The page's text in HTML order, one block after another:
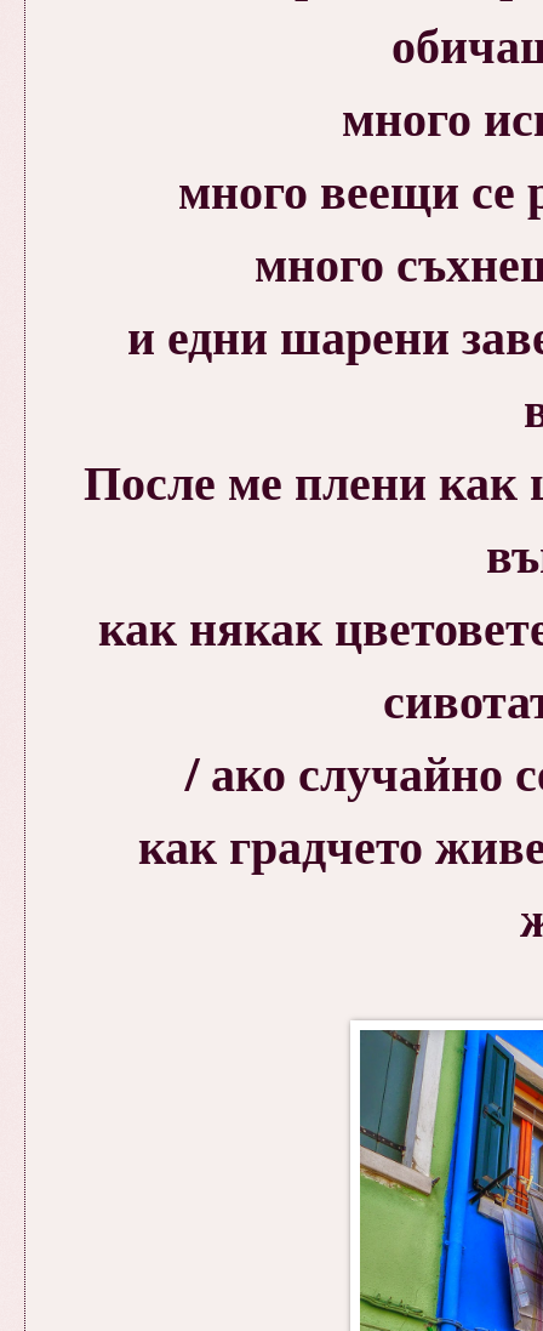
много
много веещи се
много
и едни шарени
После ме плени как
как някак
/ ако случайно
как градчето